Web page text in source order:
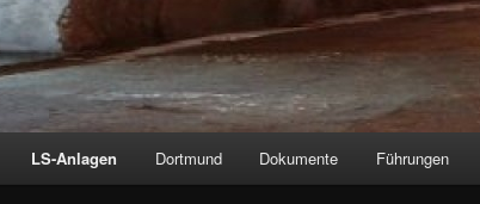
LS-Anlagen Dortmund Dokumente Führungen